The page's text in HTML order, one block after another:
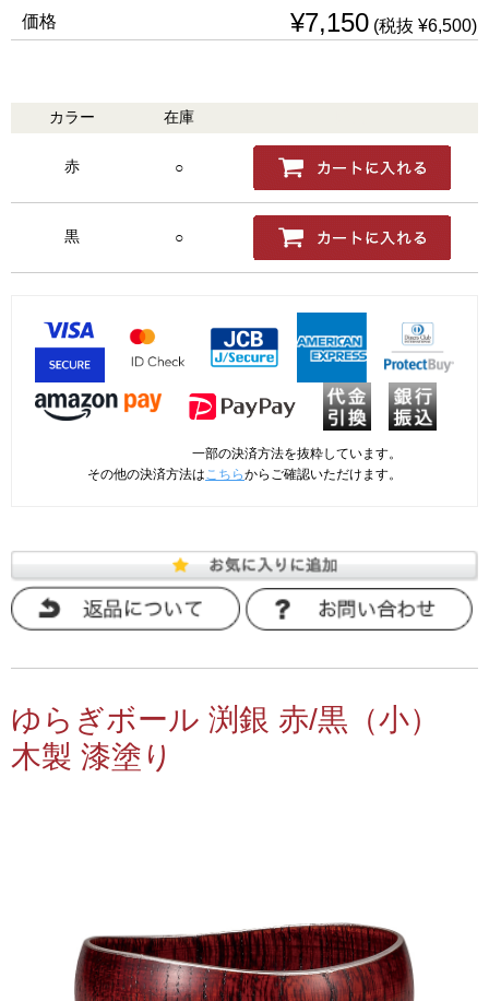
価格 ¥7,150 (税抜 ¥6,500)
カラー 在庫
赤 ○
黒 ○
一部の決済方法を抜粋しています。
その他の決済方法はこちらからご確認いただけます。
ゆらぎボール 渕銀 赤/黒（小）
木製 漆塗り